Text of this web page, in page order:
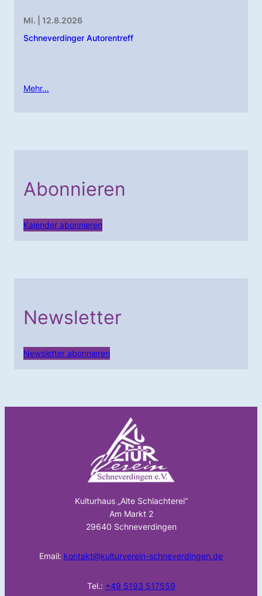
Mi. | 12.8.2026
Schneverdinger Autorentreff
Mehr…
Abonnieren
Kalender abonnieren
Newsletter
Newsletter abonnieren
Kulturhaus „Alte Schlachterei“
Am Markt 2
29640 Schneverdingen
Email: kontakt@kulturverein-schneverdingen.de
Tel.: +49 5193 517559